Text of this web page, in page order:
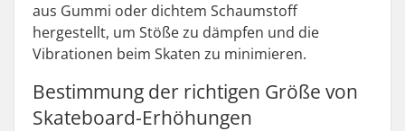
aus Gummi oder dichtem Schaumstoff
hergestellt, um Stöße zu dämpfen und die
Vibrationen beim Skaten zu minimieren.
Bestimmung der richtigen Größe von
Skateboard-Erhöhungen